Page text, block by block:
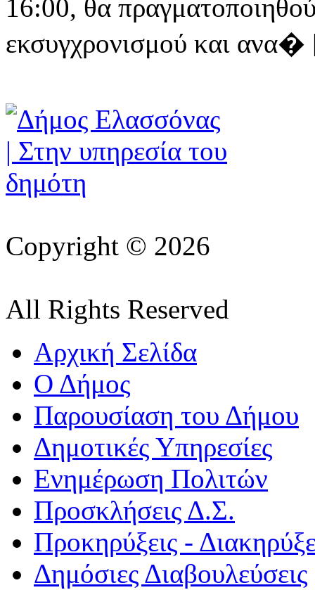
16:00, θα
εκσυγχρονισμού και
Copyright © 2026
All Rights Reserved
Αρχική Σελίδα
Ο Δήμος
Παρουσίαση του Δήμου
Δημοτικές Υπηρεσίες
Ενημέρωση Πολιτών
Προσκλήσεις Δ.Σ.
Προκηρύξεις -
Δημόσιες Διαβουλεύσεις